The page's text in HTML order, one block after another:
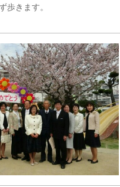
歩きます。